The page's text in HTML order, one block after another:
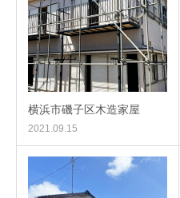
横浜市磯子区木造家屋
2021.09.15